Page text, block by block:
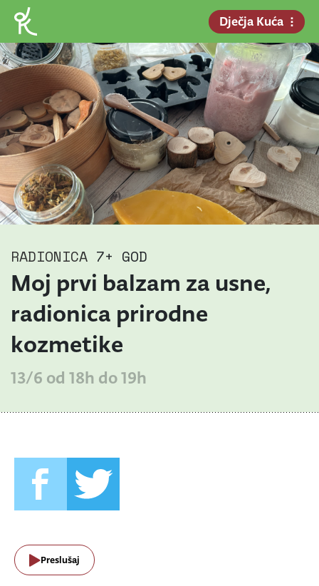
Dječja Kuća
RADIONICA 7+ GOD
Moj prvi balzam za usne,
radionica prirodne
kozmetike
13/6 od 18h do 19h
Preslušaj